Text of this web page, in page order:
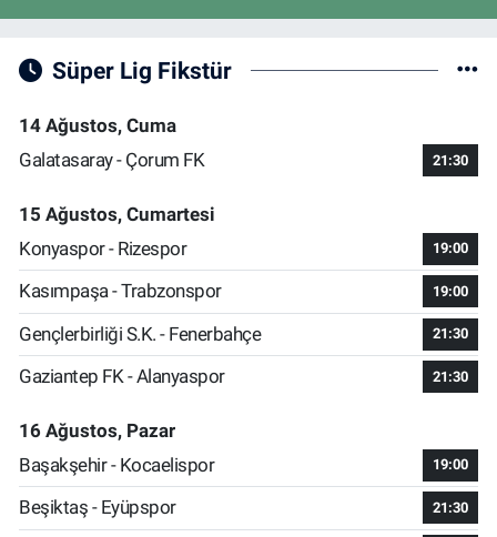
Süper Lig Fikstür
14 Ağustos, Cuma
Galatasaray - Çorum FK
21:30
15 Ağustos, Cumartesi
Konyaspor - Rizespor
19:00
Kasımpaşa - Trabzonspor 19:00
Gençlerbirliği S.K. - Fenerbahçe 21:30
Gaziantep FK - Alanyaspor 21:30
16 Ağustos, Pazar
Başakşehir - Kocaelispor
19:00
Beşiktaş - Eyüpspor 21:30